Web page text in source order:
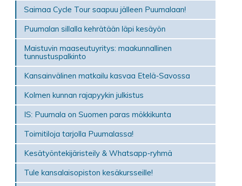
Saimaa Cycle Tour saapuu jälleen Puumalaan!
Puumalan sillalla kehrätään läpi kesäyön
Maistuvin maaseutuyritys: maakunnallinen
tunnustuspalkinto
Kansainvälinen matkailu kasvaa Etelä-Savossa
Kolmen kunnan rajapyykin julkistus
IS: Puumala on Suomen paras mökki­kunta
Toimitiloja tarjolla Puumalassa!
Kesätyöntekijäristeily & Whatsapp-ryhmä
Tule kansalaisopiston kesäkursseille!